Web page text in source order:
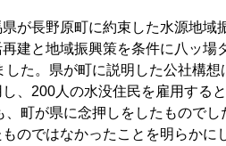
が長野原町に約束した水源地域
建と地域振興策を条件に八ッ場
た。県が町に説明した公社構
、200人の水没住民を雇用する
町が県に念押しをしたもので
のではなかったことを明らか